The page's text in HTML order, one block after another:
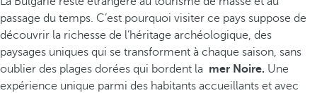
passage du temps. C’est pourquoi visiter ce pays suppose de
découvrir la richesse de l’héritage archéologique, des
paysages uniques qui se transforment à chaque saison, sans
oublier des plages dorées qui bordent la mer Noire. Une
expérience unique parmi des habitants accueillants et avec